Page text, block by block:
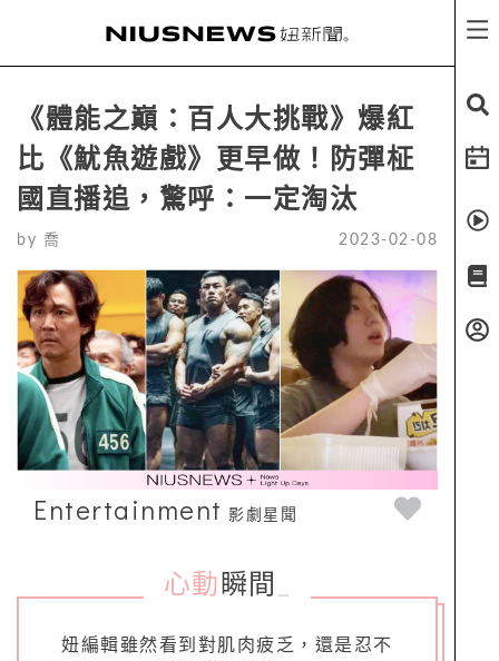
《體能之巔：百人大挑戰》爆紅
比《魷魚遊戲》更早做！防彈柾
國直播追，驚呼：一定淘汰
by 喬 2023-02-08
Entertainment 影劇星聞
心動 瞬間
妞編輯雖然看到對肌肉疲乏，還是忍不